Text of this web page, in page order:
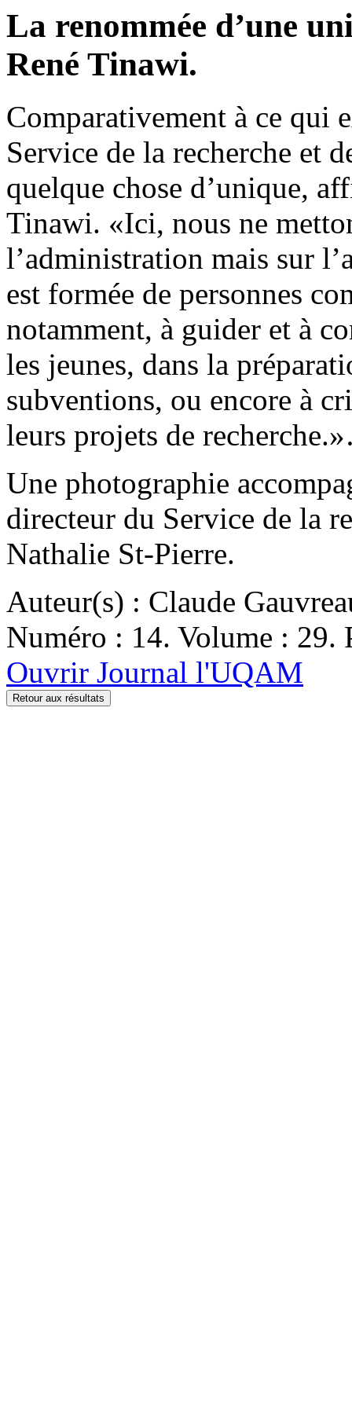
La renommée d’une
René Tinawi.
Comparativement à ce qui
Service de la recherche et
quelque chose d’unique,
Tinawi. «Ici, nous ne
l’administration mais sur
est formée de personnes
notamment, à guider et à
les jeunes, dans la
subventions, ou encore à
leurs projets de
Une photographie
directeur du Service de la
Nathalie St-Pierre.
Auteur(s) : Claude
Numéro : 14. Volume : 29.
Ouvrir Journal l'UQAM
Retour aux résultats